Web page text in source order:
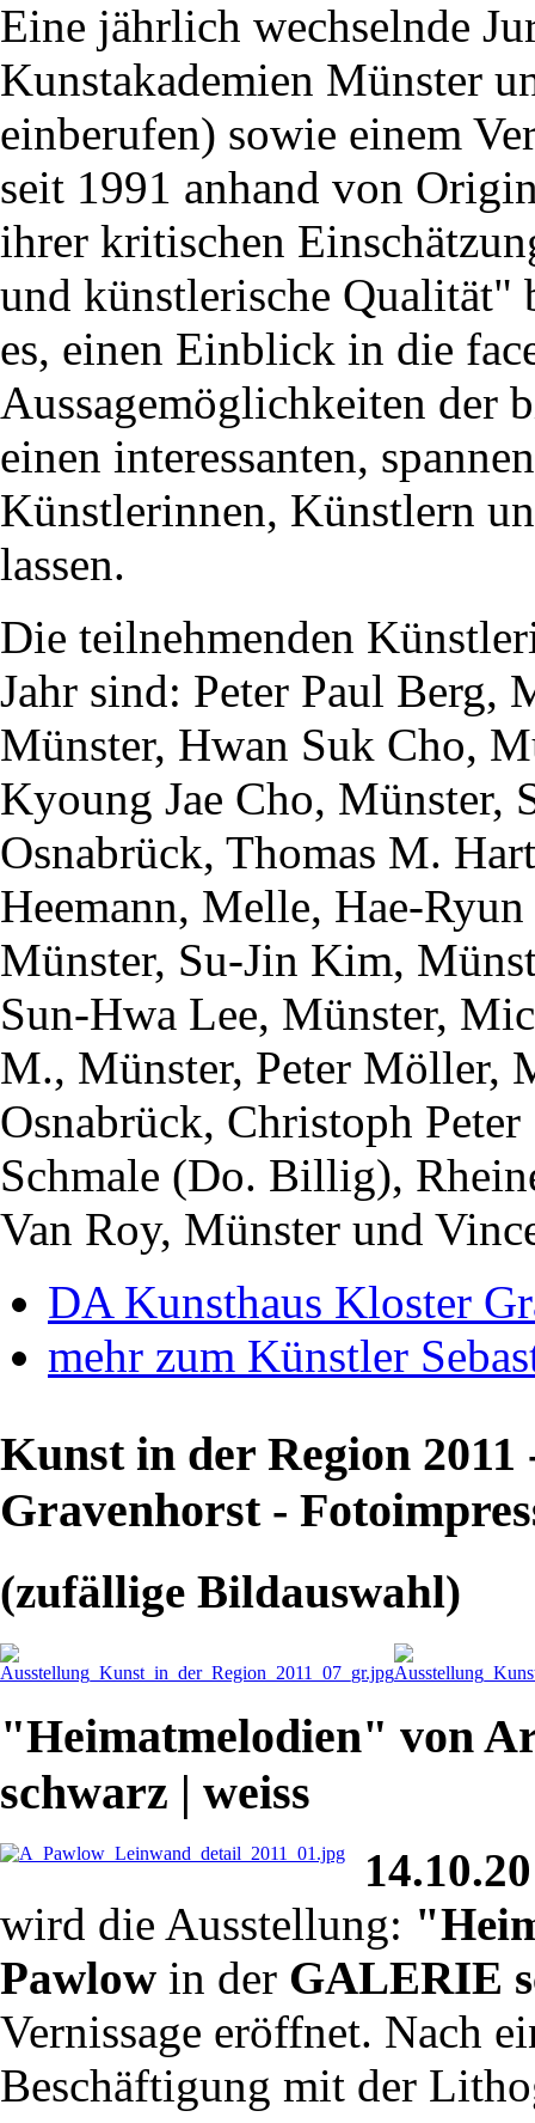
Eine jährlich wechselnde
Kunstakademien Münster
einberufen) sowie einem
seit 1991 anhand von
ihrer kritischen
und künstlerische Qualität"
es, einen Einblick in die
Aussagemöglichkeiten der
einen interessanten,
Künstlerinnen, Künstlern
lassen.
Die teilnehmenden
Jahr sind: Peter Paul Berg,
Münster, Hwan Suk Cho,
Kyoung Jae Cho,
Osnabrück, Thomas M.
Heemann, Melle, Hae-
Münster, Su-Jin Kim,
Sun-Hwa Lee, Münster,
M., Münster, Peter Möller,
Osnabrück, Christoph
Schmale (Do. Billig),
Van Roy, Münster und
DA Kunsthaus Kloster
mehr zum Künstler
Kunst in der Region
Gravenhorst -
(zufällige Bildauswahl)
"Heimatmelodien" von
schwarz | weiss
wird die Ausstellung:
Pawlow in der GALERIE
Vernissage eröffnet. Nach
Beschäftigung mit der